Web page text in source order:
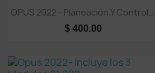
 Vista rápida
OPUS 2022 - Planeación Y Control...
$ 400.00